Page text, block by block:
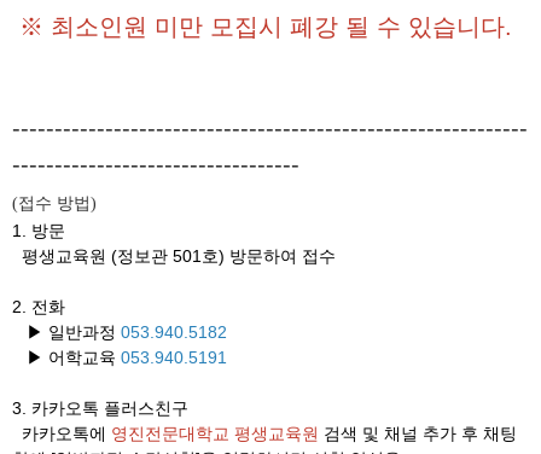
※ 최소인원 미만 모집시 폐강 될 수 있습니다.
-------------------------------------------------------------
----------------------------------
(접수 방법)
1. 방문
평생교육원 (정보관 501호) 방문하여 접수
2. 전화
▶ 일반과정 053.940.5182
▶ 어학교육 053.940.5191
3. 카카오톡 플러스친구
카카오톡에 영진전문대학교 평생교육원 검색 및 채널 추가 후 채팅